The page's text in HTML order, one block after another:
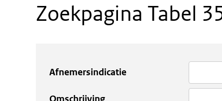
Zoekpagina Tabel
Afnemersindicatie
Omschrijving